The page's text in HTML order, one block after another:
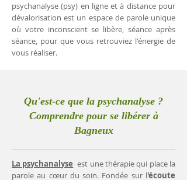
psychanalyse (psy) en ligne et à distance pour
dévalorisation est un espace de parole unique
où votre inconscient se libère, séance après
séance, pour que vous retrouviez l'énergie de
vous réaliser.
Qu'est-ce que la psychanalyse ?
Comprendre pour se libérer à
Bagneux
La psychanalyse est une thérapie qui place la
parole au cœur du soin. Fondée sur l'écoute